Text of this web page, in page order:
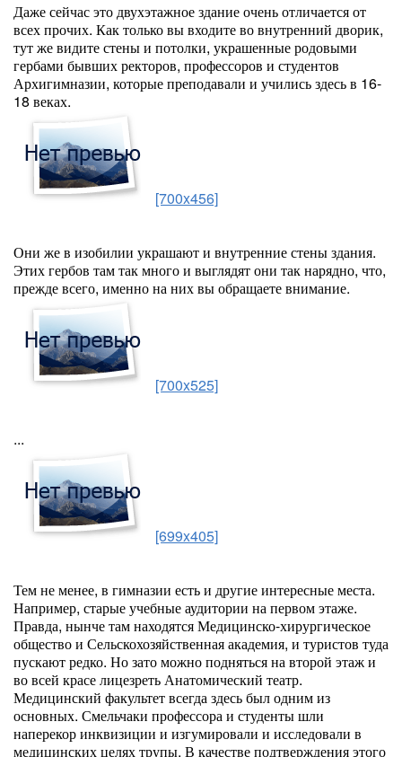
Даже сейчас это двухэтажное здание очень отличается от
всех прочих. Как только вы входите во внутренний дворик,
тут же видите стены и потолки, украшенные родовыми
гербами бывших ректоров, профессоров и студентов
Архигимназии, которые преподавали и учились здесь в 16-
18 веках.
[700x456]
Они же в изобилии украшают и внутренние стены здания.
Этих гербов там так много и выглядят они так нарядно, что,
прежде всего, именно на них вы обращаете внимание.
[700x525]
...
[699x405]
Тем не менее, в гимназии есть и другие интересные места.
Например, старые учебные аудитории на первом этаже.
Правда, нынче там находятся Медицинско-хирургическое
общество и Сельскохозяйственная академия, и туристов туда
пускают редко. Но зато можно подняться на второй этаж и
во всей красе лицезреть Анатомический театр.
Медицинский факультет всегда здесь был одним из
основных. Смельчаки профессора и студенты шли
наперекор инквизиции и изгумировали и исследовали в
медицинских целях трупы. В качестве подтверждения этого